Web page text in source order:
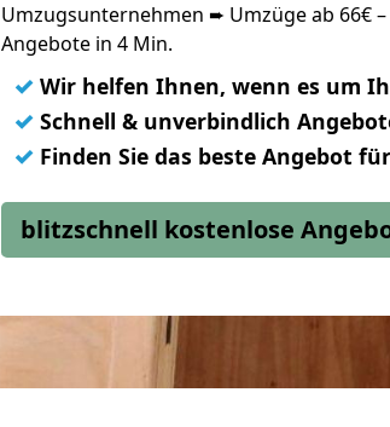
Umzugsunternehmen ➨ Umzüge ab 66€
Angebote in 4 Min.
✓ Wir helfen Ihnen, wenn es um
✓ Schnell & unverbindlich
✓ Finden Sie das beste Angebot
blitzschnell kostenlose